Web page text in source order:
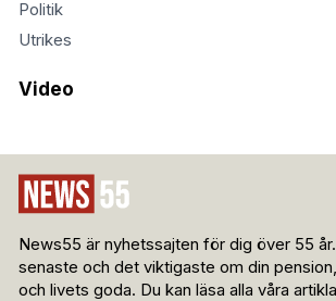
Politik
Utrikes
Video
News55 är nyhetssajten för dig över 55
senaste och det viktigaste om din
och livets goda. Du kan läsa alla våra